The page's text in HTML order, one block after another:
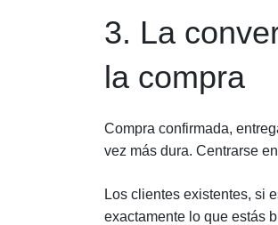
3. La
la compra
Compra confirmada,
vez más dura. Centrarse
Los clientes existentes, si
exactamente lo que estás